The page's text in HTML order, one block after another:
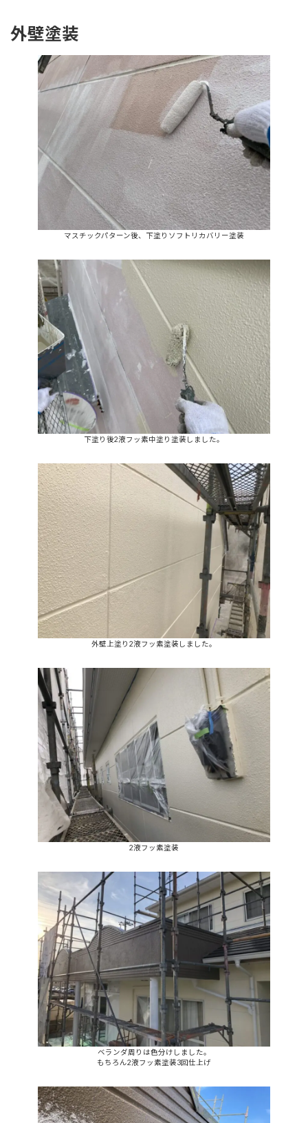
外壁塗装
マスチックパターン後、下塗りソフトリカバリー塗装
下塗り後2液フッ素中塗り塗装しました。
外壁上塗り2液フッ素塗装しました。
2液フッ素塗装
ベランダ周りは色分けしました。
もちろん2液フッ素塗装3回仕上げ